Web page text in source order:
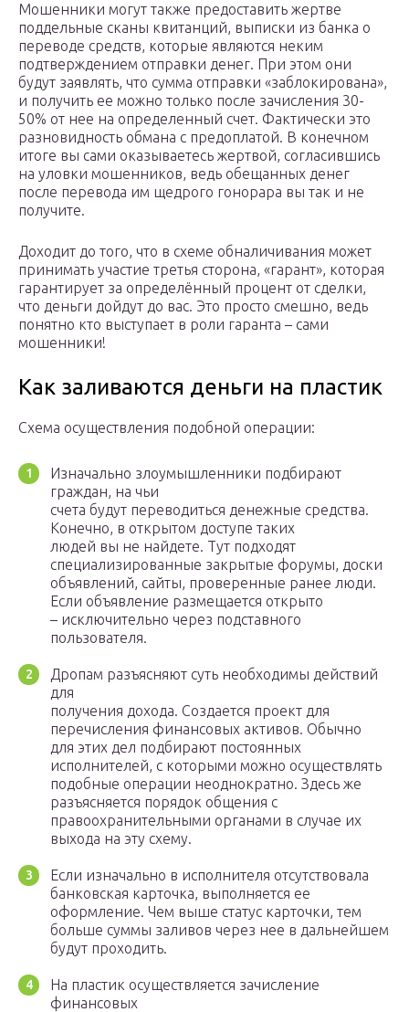
Мошенники могут также предоставить жертве
поддельные сканы квитанций, выписки из банка о
переводе средств, которые являются неким
подтверждением отправки денег. При этом они
будут заявлять, что сумма отправки «заблокирована»,
и получить ее можно только после зачисления 30-
50% от нее на определенный счет. Фактически это
разновидность обмана с предоплатой. В конечном
итоге вы сами оказываетесь жертвой, согласившись
на уловки мошенников, ведь обещанных денег
после перевода им щедрого гонорара вы так и не
получите.
Доходит до того, что в схеме обналичивания может
принимать участие третья сторона, «гарант», которая
гарантирует за определённый процент от сделки,
что деньги дойдут до вас. Это просто смешно, ведь
понятно кто выступает в роли гаранта – сами
мошенники!
Как заливаются деньги на пластик
Схема осуществления подобной операции:
Изначально злоумышленники подбирают
граждан, на чьи
счета будут переводиться денежные средства.
Конечно, в открытом доступе таких
людей вы не найдете. Тут подходят
специализированные закрытые форумы, доски
объявлений, сайты, проверенные ранее люди.
Если объявление размещается открыто
– исключительно через подставного
пользователя.
Дропам разъясняют суть необходимы действий
для
получения дохода. Создается проект для
перечисления финансовых активов. Обычно
для этих дел подбирают постоянных
исполнителей, с которыми можно осуществлять
подобные операции неоднократно. Здесь же
разъясняется порядок общения с
правоохранительными органами в случае их
выхода на эту схему.
Если изначально в исполнителя отсутствовала
банковская карточка, выполняется ее
оформление. Чем выше статус карточки, тем
больше суммы заливов через нее в дальнейшем
будут проходить.
На пластик осуществляется зачисление
финансовых